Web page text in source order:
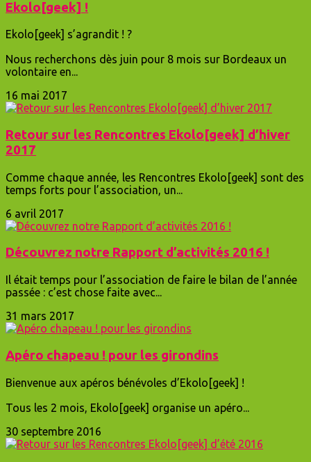
Ekolo[geek] !
Ekolo[geek] s’agrandit ! ?
Nous recherchons dès juin pour 8 mois sur Bordeaux un
volontaire en...
16 mai 2017
Retour sur les Rencontres Ekolo[geek] d’hiver
2017
Comme chaque année, les Rencontres Ekolo[geek] sont des
temps forts pour l’association, un...
6 avril 2017
Découvrez notre Rapport d’activités 2016 !
Il était temps pour l’association de faire le bilan de l’année
passée : c’est chose faite avec...
31 mars 2017
Apéro chapeau ! pour les girondins
Bienvenue aux apéros bénévoles d’Ekolo[geek] !
Tous les 2 mois, Ekolo[geek] organise un apéro...
30 septembre 2016